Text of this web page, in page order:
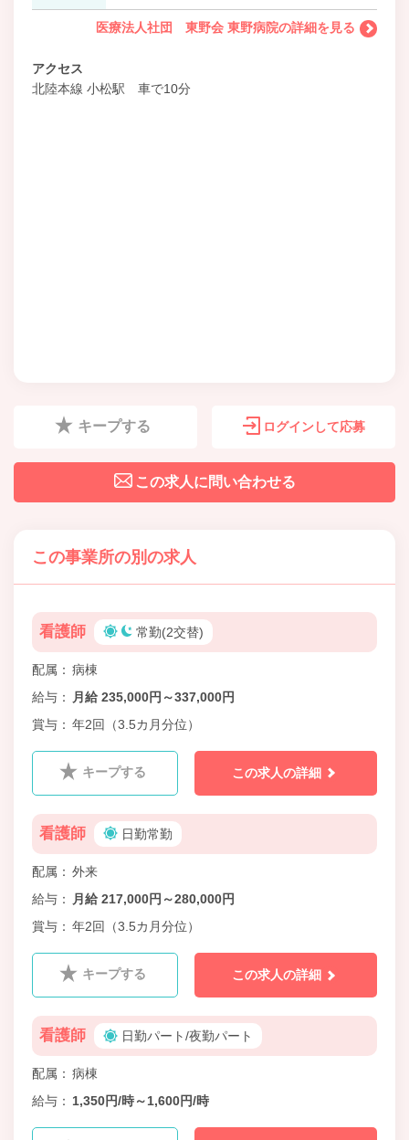
医療法人社団 東野会 東野病院の詳細を見る
アクセス
北陸本線 小松駅 車で10分
キープする ログインして応募
この求人に問い合わせる
この事業所の別の求人
看護師 常勤(2交替)
配属
病棟
給与
月給 235,000円～337,000円
賞与
年2回（3.5カ月分位）
キープする この求人の詳細
看護師 日勤常勤
配属
外来
給与
月給 217,000円～280,000円
賞与
年2回（3.5カ月分位）
キープする この求人の詳細
看護師 日勤パート/夜勤パート
配属
病棟
給与
1,350円/時～1,600円/時